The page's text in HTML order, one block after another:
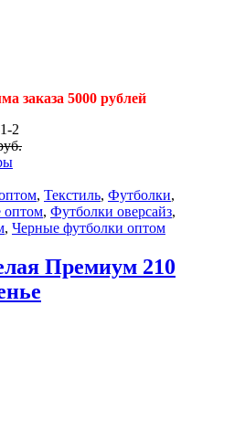
заказа 5000 рублей
2
уб.
, Текстиль, Футболки,
оптом, Футболки оверсайз,
, Черные футболки оптом
Премиум 210